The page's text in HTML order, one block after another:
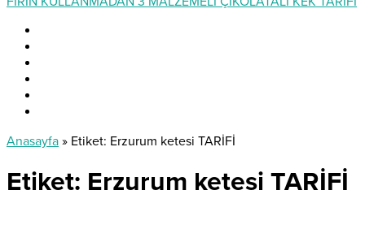
Anasayfa » Etiket: Erzurum ketesi TARİFİ
Etiket: Erzurum ketesi TARİFİ